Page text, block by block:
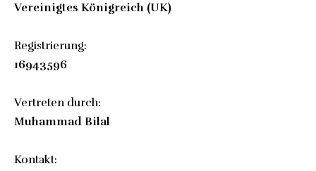
Vereinigtes Königreich (UK)
Registrierung:
16943596
Vertreten durch:
Muhammad Bilal
Kontakt: